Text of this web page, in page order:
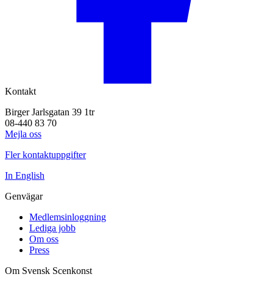
Kontakt
Birger Jarlsgatan 39 1tr
08-440 83 70
Mejla oss
Fler kontaktuppgifter
In English
Genvägar
Medlemsinloggning
Lediga jobb
Om oss
Press
Om Svensk Scenkonst